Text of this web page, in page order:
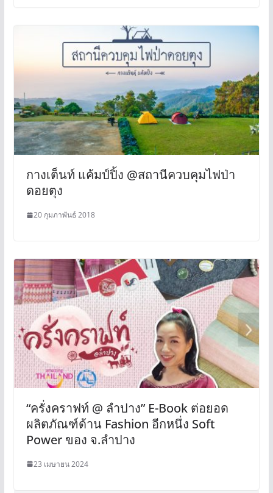
กางเต็นท์ แค้มป์ปิ้ง @สถานีควบคุมไฟป่า
ดอยตุง
20 กุมภาพันธ์ 2018
“ครั่งคราฟท์ @ ลำปาง” E-Book ต่อยอด
ผลิตภัณฑ์ด้าน Fashion อีกหนึ่ง Soft
Power ของ จ.ลำปาง
23 เมษายน 2024